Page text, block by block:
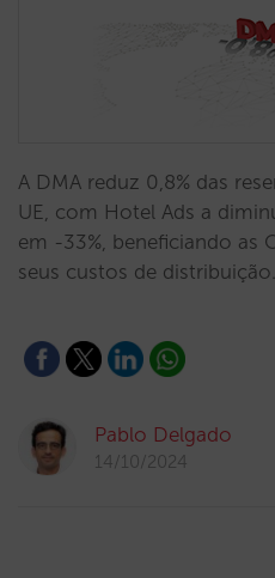
A DMA reduz 0,8% das
UE, com Hotel Ads a
em -33%, beneficiando as
seus custos de
Pablo Delgado
14/10/2024